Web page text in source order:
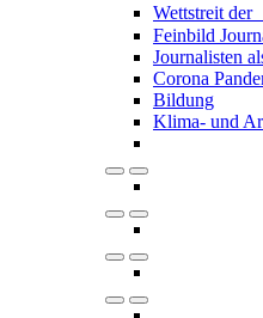
Wettstreit der
Feinbild
Journalisten
Corona
Bildung
Klima- und